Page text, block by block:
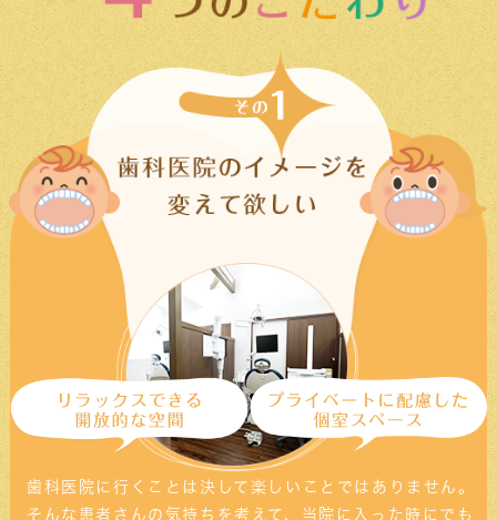
お間違えのないようお願いいたします。)
ご予約お待ちしております。
2025/7/14
8月の矯正治療日について
次回の矯正治療日は8/1(金)15:30〜、8/9(土)
午前の部となります。
変則的な診療日となりますので、お間違えのな
い様、よろしくお願いいたします。
ご予約お待ちしております。
2025/6/14
7月の矯正治療日について
次回の矯正治療日は7/11(金)15:30〜、
7/12(土)午前の部となります。
ご予約お待ちしております。
2025/5/11
6月の矯正治療日について
歯科医院に行くことは決して楽しいことではありません。
そんな患者さんの気持ちを考えて、当院に入った時にでも